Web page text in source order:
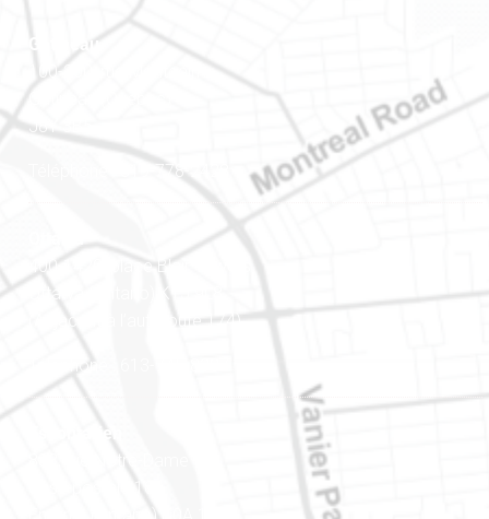
Gatineau
100-200, rue Montcalm
Gatineau (Québec)
J8Y 3B5
Téléphone : 819-778-2428
400-1420, place Blair Towers
Ottawa (Ontario) K1J 9L8
(Adjacent à l’autoroute 174)
Téléphone : 613-745-8387
Est ontarien
888, rue Notre-Dame
Case postale 101